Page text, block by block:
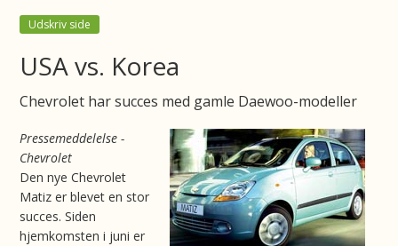
Udskriv side
USA vs. Korea
Chevrolet har succes med gamle Daewoo-modeller
Pressemeddelelse -
Chevrolet
Den nye Chevrolet
Matiz er blevet en stor
succes. Siden
hjemkomsten i juni er